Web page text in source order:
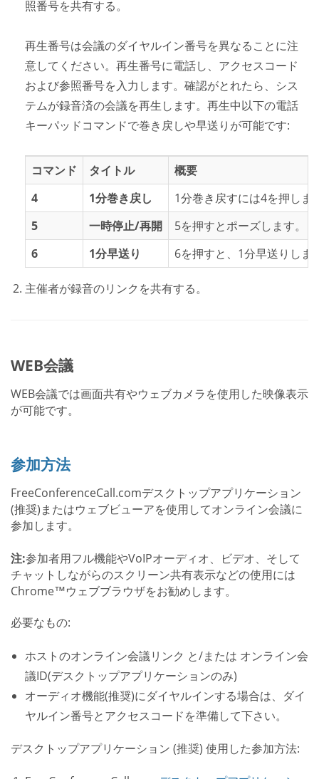
照番号を共有する。
再生番号は会議のダイヤルイン番号を異なることに注
意してください。再生番号に電話し、アクセスコード
および参照番号を入力します。確認がとれたら、シス
テムが録音済の会議を再生します。再生中以下の電話
キーパッドコマンドで巻き戻しや早送りが可能です:
コマンド タイトル
概要
4
1分巻き戻し
1分巻き戻すには4を押しま
5
一時停止/再開
5を押すとポーズします。
6
1分早送り 6を押すと、1分早送りしま
主催者が録音のリンクを共有する。
WEB会議
WEB会議では画面共有やウェブカメラを使用した映像表示
が可能です。
参加方法
FreeConferenceCall.comデスクトップアプリケーション
(推奨)またはウェブビューアを使用してオンライン会議に
参加します。
注:参加者用フル機能やVoIPオーディオ、ビデオ、そして
チャットしながらのスクリーン共有表示などの使用には
Chrome™ウェブブラウザをお勧めします。
必要なもの:
ホストのオンライン会議リンク と/または オンライン会
議ID(デスクトップアプリケーションのみ)
オーディオ機能(推奨)にダイヤルインする場合は、ダイ
ヤルイン番号とアクセスコードを準備して下さい。
デスクトップアプリケーション (推奨) 使用した参加方法: